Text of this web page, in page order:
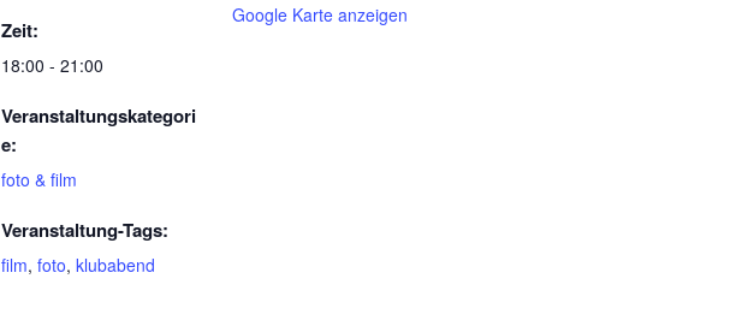
Zeit:
18:00 - 21:00
Veranstaltungskategori
e:
foto & film
Veranstaltung-Tags:
film, foto, klubabend
Google Karte anzeigen